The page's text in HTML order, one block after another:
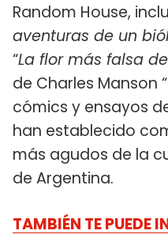
Random House,
aventuras de un
“La flor más falsa
de Charles Manson “
cómics y ensayos
han establecido
más agudos de la
de Argentina.
TAMBIÉN TE PUEDE